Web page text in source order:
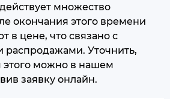
множество
окончания этого времени
в цене, что связано с
Уточнить,
можно в нашем
заявку онлайн.